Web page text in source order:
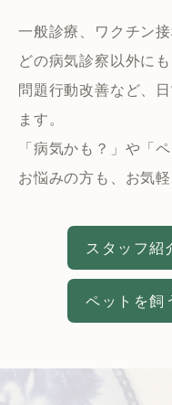
一般診療、ワクチン
どの病気診察以外に
問題行動改善など、
ます。
「病気かも？」や「
お悩みの方も、お気
スタッフ紹
ペットを飼